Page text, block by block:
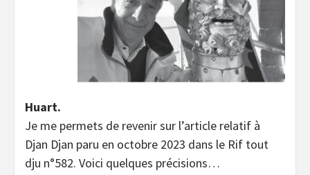
Huart.
Je me permets de revenir sur l’article relatif à
Djan Djan paru en octobre 2023 dans le Rif tout
dju n°582. Voici quelques précisions…